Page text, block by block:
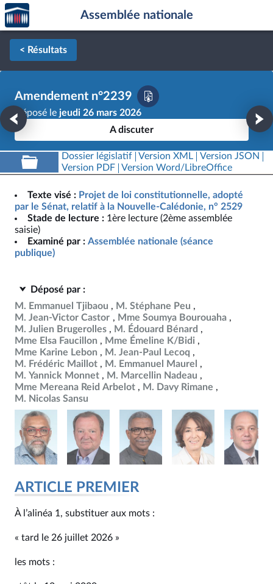
Aller au contenu
Aller en bas de la page
Accèder
à la
page
d'accueil
Assemblée nationale
< Résultats
Amendement n°2239
Déposé le jeudi 26 mars 2026
A discuter
Dossier législatif Version XML
Version JSON
Version PDF
Version Word/LibreOffice
Texte visé : Projet de loi constitutionnelle, adopté
par le Sénat, relatif à la Nouvelle-Calédonie, n° 2529
Stade de lecture : 1ère lecture (2ème assemblée
saisie)
Examiné par : Assemblée nationale (séance
publique)
Déposé par :
M. Emmanuel Tjibaou
M. Stéphane Peu
M. Jean-Victor Castor
Mme Soumya Bourouaha
M. Julien Brugerolles
M. Édouard Bénard
Mme Elsa Faucillon
Mme Émeline K/Bidi
Mme Karine Lebon
M. Jean-Paul Lecoq
M. Frédéric Maillot
M. Emmanuel Maurel
M. Yannick Monnet
M. Marcellin Nadeau
Mme Mereana Reid Arbelot
M. Davy Rimane
M. Nicolas Sansu
ARTICLE PREMIER
À l’alinéa 1, substituer aux mots :
« tard le 26 juillet 2026 »
les mots :